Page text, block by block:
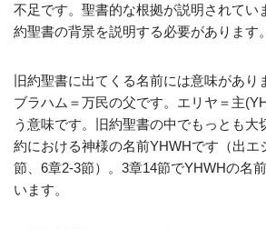
不足です。聖書的な根拠が説明されてい
約聖書の背景を説明する必要があります。
旧約聖書に出てくる名前には意味があり
ブラハム＝万民の父です。エリヤ＝主
う意味です。旧約聖書の中でもっとも大
約における神様の名前YHWHです（出エ
節、6章2‐3節）。3章14節でYHWHの名
います。